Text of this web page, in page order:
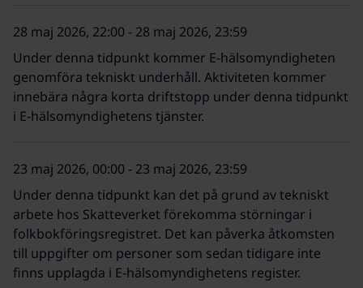
28 maj 2026, 22:00 - 28 maj 2026, 23:59
Under denna tidpunkt kommer E-hälsomyndigheten
genomföra tekniskt underhåll. Aktiviteten kommer
innebära några korta driftstopp under denna tidpunkt
i E-hälsomyndighetens tjänster.
23 maj 2026, 00:00 - 23 maj 2026, 23:59
Under denna tidpunkt kan det på grund av tekniskt
arbete hos Skatteverket förekomma störningar i
folkbokföringsregistret. Det kan påverka åtkomsten
till uppgifter om personer som sedan tidigare inte
finns upplagda i E-hälsomyndighetens register.